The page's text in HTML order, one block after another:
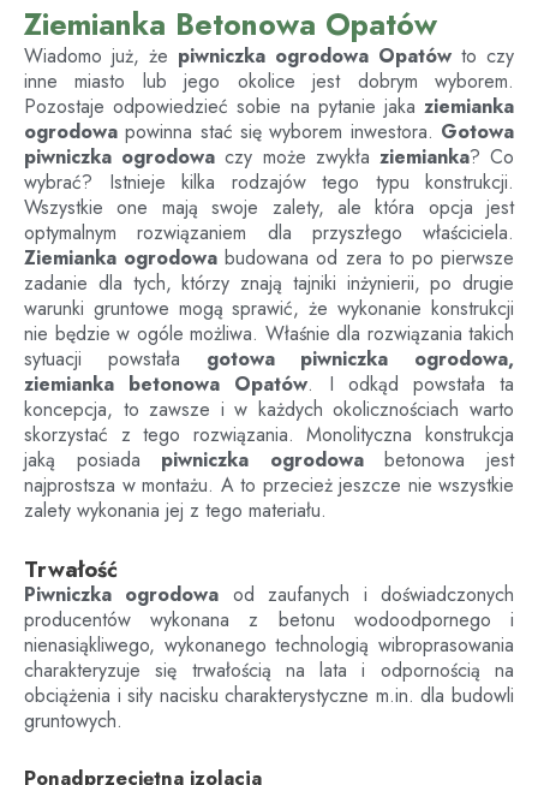
Ziemianka Betonowa Opatów
Wiadomo już, że piwniczka ogrodowa Opatów to czy
inne miasto lub jego okolice jest dobrym wyborem.
Pozostaje odpowiedzieć sobie na pytanie jaka ziemianka
ogrodowa powinna stać się wyborem inwestora. Gotowa
piwniczka ogrodowa czy może zwykła ziemianka? Co
wybrać? Istnieje kilka rodzajów tego typu konstrukcji.
Wszystkie one mają swoje zalety, ale która opcja jest
optymalnym rozwiązaniem dla przyszłego właściciela.
Ziemianka ogrodowa budowana od zera to po pierwsze
zadanie dla tych, którzy znają tajniki inżynierii, po drugie
warunki gruntowe mogą sprawić, że wykonanie konstrukcji
nie będzie w ogóle możliwa. Właśnie dla rozwiązania takich
sytuacji powstała gotowa piwniczka ogrodowa,
ziemianka betonowa Opatów. I odkąd powstała ta
koncepcja, to zawsze i w każdych okolicznościach warto
skorzystać z tego rozwiązania. Monolityczna konstrukcja
jaką posiada piwniczka ogrodowabetonowa jest
najprostsza w montażu. A to przecież jeszcze nie wszystkie
zalety wykonania jej z tego materiału.
Trwałość
Piwniczka ogrodowa od zaufanych i doświadczonych
producentów wykonana z betonu wodoodpornego i
nienasiąkliwego, wykonanego technologią wibroprasowania
charakteryzuje się trwałością na lata i odpornością na
obciążenia i siły nacisku charakterystyczne m.in. dla budowli
gruntowych.
Ponadprzeciętna izolacja